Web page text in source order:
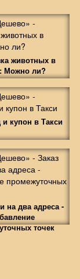
животных в
Можно ли?
купон в Такси
на два адреса -
точек